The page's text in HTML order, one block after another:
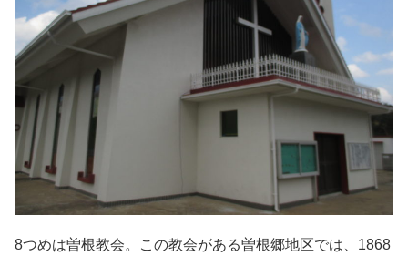
8つめは曽根教会。この教会がある曽根郷地区では、1868